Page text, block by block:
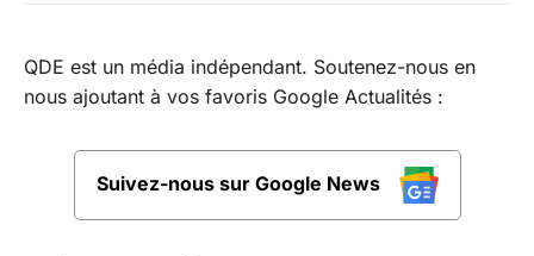
QDE est un média indépendant. Soutenez-nous en
nous ajoutant à vos favoris Google Actualités :
Suivez-nous sur Google News